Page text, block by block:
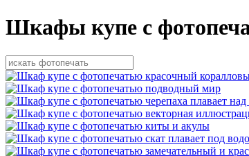
Шкафы купе с